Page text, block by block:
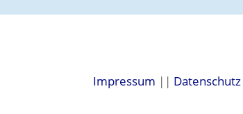
Impressum || Datenschutz